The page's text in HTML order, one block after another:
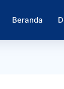
Beranda